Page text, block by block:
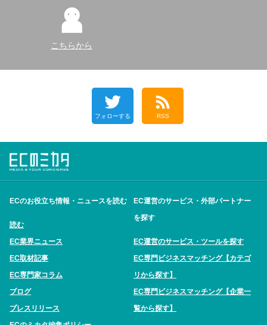
こちらから
フォローする RSS
ECのお役立ち情報・ニュースを読む
読む
EC業界ニュース
EC取材記事
EC専門家コラム
ブログ
プレスリリース
EC運営のサービス・外部パートナー
を探す
EC運営のサービス・ツールを探す
EC専門ビジネスマッチング【カテゴ
リから探す】
EC専門ビジネスマッチング【企業一
覧から探す】